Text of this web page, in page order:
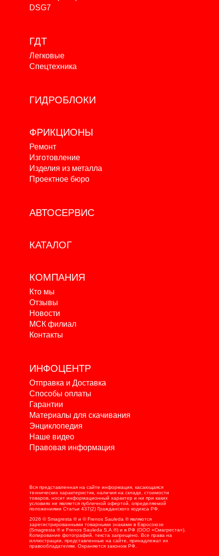
DSG7
ГДТ
Легковые
Спецтехника
ГИДРОБЛОКИ
ФРИКЦИОНЫ
Ремонт
Изготовление
Изделия из металла
Проектное бюро
АВТОСЕРВИС
КАТАЛОГ
КОМПАНИЯ
Кто мы
Отзывы
Новости
МСК филиал
Контакты
ИНФОЦЕНТР
Отправка и Доставка
Способы оплаты
Гарантии
Материалы для скачивания
Энциклопедия
Наше видео
Правовая информация
Вся представленная на сайте информация, касающаяся
технических характеристик, наличия на складе, стоимости
товаров, носит информационный характер и ни при каких
условиях не является публичной офертой, определяемой
положениями Статьи 437(2) Гражданского кодекса РФ.
2026 © Smagresta ® и © Frenos Sauleda ® являются
зарегистрированными товарными знаками в Евросоюзе
(Smagresta ® и Frenos Sauleda S.A.®) и в РФ (ООО «Смагреста»).
Копирование фотографий, текста запрещено. Все права на
иллюстрации, представленные на сайте, принадлежат их
правообладателям. Охраняется законом РФ.